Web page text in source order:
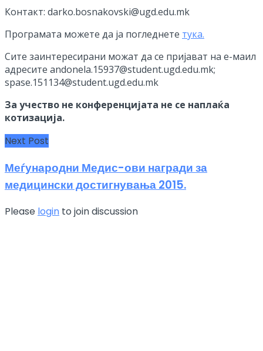
Контакт: darko.bosnakovski@ugd.edu.mk
Програмата можете да ја погледнете тука.
Сите заинтересирани можат да се пријават на е-маил
адресите andonela.15937@student.ugd.edu.mk;
spase.151134@student.ugd.edu.mk
За учество не конференцијата не се наплаќа
котизација.
Next Post
Меѓународни Медис-ови награди за
медицински достигнувања 2015.
Please login to join discussion